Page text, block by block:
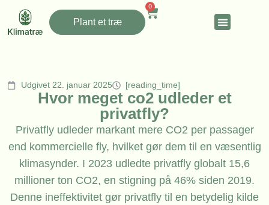
Plant et træ
0
Udgivet 22. januar 2025 [reading_time]
Hvor meget co2 udleder et
privatfly?
Privatfly udleder markant mere CO2 per passager
end kommercielle fly, hvilket gør dem til en væsentlig
klimasynder. I 2023 udledte privatfly globalt 15,6
millioner ton CO2, en stigning på 46% siden 2019.
Denne ineffektivitet gør privatfly til en betydelig kilde